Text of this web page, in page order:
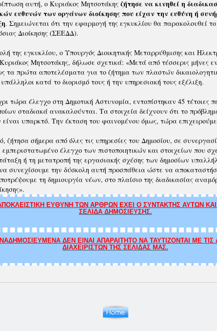
αυτή, ο Κυριάκος Μητσοτάκης ζήτησε να κινηθεί η
ευθυνών των οργάνων διοίκησης που είχαν την ευθύνη ή
. Σημειώνεται ότι την εφαρμογή της εγκυκλίου θα παρακολουθεί
Διοίκησης (ΣΕΕΔΔ).
της εγκυκλίου, ο Υπουργός Διοικητικής Μεταρρύθμισης και
Μητσοτάκης, δήλωσε σχετικά: «Μετά από τέσσερις μήνες
τα πρώτα αποτελέσματα για το ζήτημα των πλαστών
κατά το διορισμό τους ή την υπηρεσιακή τους εξέλιξη.
τώρα έλεγχο στη Δημοτική Αστυνομία, εντοπίστηκαν 45 τέτοιες
σταδιακά ανακαλούνται. Τα στοιχεία δείχνουν ότι το
είναι υπαρκτό. Την έκταση του φαινομένου όμως, τώρα
ζήτησα σήμερα από όλες τις υπηρεσίες του Δημοσίου, σε
έλεγχο των πιστοποιητικών και στοιχείων που
ή τη μετατροπή της εργασιακής σχέσης των δημοσίων
συνεχίσουμε την δύσκολη αυτή προσπάθεια ώστε να
τη δημιουργία νέων, στο πλαίσιο της διαδικασίας
ΕΥΘΥΝΗ ΤΩΝ ΑΡΘΡΩΝ ΕΧΕΙ Ο ΣΥΝΤΑΚΤΗΣ ΑΥΤΩΝ ΚΑΙ
ΣΕΛΙΔΑ ΔΗΜΟΣΙΕΥΣΗΣ.
ΔΕΝ ΕΙΝΑΙ ΑΠΑΡΑΙΤΗΤΟ ΝΑ ΤΑΥΤΙΖΟΝΤΑΙ ΜΕ ΤΙΣ
ΔΙΑΧΕΙΡΙΣΤΩΝ ΤΗΣ ΣΕΛΙΔΑΣ ΜΑΣ.